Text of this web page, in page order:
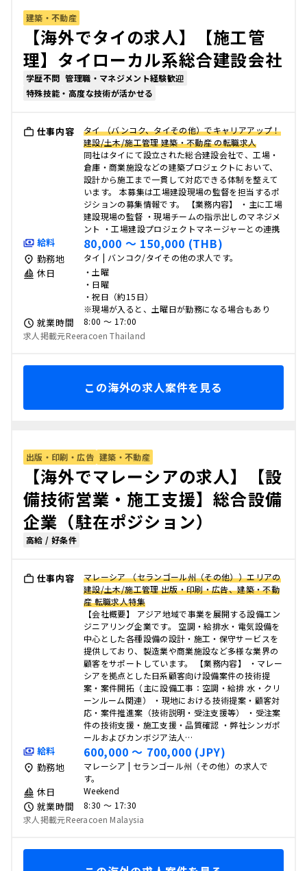
建築・不動産
【海外でタイの求人】【施工管
理】タイローカル系総合建設会社
学歴不問 管理職・マネジメント経験歓迎
特殊技能・高度な技術が活かせる
仕事内容
タイ （バンコク、タイその他）でキャリアアップ！
建設/土木/施工管理 建築・不動産 の転職求人
同社はタイにて設立された総合建設会社で、工場・
倉庫・商業施設などの建築プロジェクトにおいて、
設計から施工まで一貫して対応できる体制を整えて
います。 本募集は工場建設現場の監督を担当するポ
ジションの募集情報です。 【業務内容】 ・主に工場
建設現場の監督 ・現場チームの指示出しのマネジメ
ント ・工場建設プロジェクトマネージャーとの連携
給料 80,000 〜 150,000 (THB)
勤務地 タイ | バンコク/タイその他の求人です。
休日
・土曜
・日曜
・祝日（約15日）
※現場が入ると、土曜日が勤務になる場合もあり
就業時間
8:00 〜 17:00
求人掲載元Reeracoen Thailand
この海外の求人案件を見る
出版・印刷・広告 建築・不動産
【海外でマレーシアの求人】【設
備技術営業・施工支援】総合設備
企業（駐在ポジション）
高給 / 好条件
仕事内容
マレーシア （セランゴール州（その他））エリアの
建設/土木/施工管理 出版・印刷・広告、建築・不動
産 転職求人特集
【会社概要】 アジア地域で事業を展開する設備エン
ジニアリング企業です。 空調・給排水・電気設備を
中心とした各種設備の設計・施工・保守サービスを
提供しており、製造業や商業施設など多様な業界の
顧客をサポートしています。 【業務内容】 ・マレー
シアを拠点とした日系顧客向け設備案件の技術提
案・案件開拓（主に設備工事：空調・給排 水・クリ
ーンルーム関連） ・現地における技術提案・顧客対
応・案件推進案（技術説明・受注支援等） ・受注案
件の技術支援・施工支援・品質確認 ・弊社シンガポ
ールおよびカンボジア法人…
給料 600,000 〜 700,000 (JPY)
勤務地
マレーシア | セランゴール州（その他）の求人で
す。
休日 Weekend
就業時間
8:30 〜 17:30
求人掲載元Reeracoen Malaysia